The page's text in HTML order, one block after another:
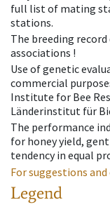
full list of mating
stations.
The breeding
associations !
Use of genetic
commercial
Institute for Bee
Länderinstitut für
The performance
for honey yield,
tendency in equal
For suggestions
Legend